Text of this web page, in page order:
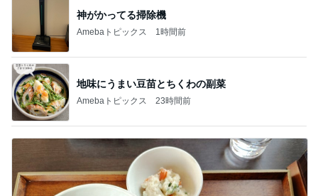
神がかってる掃除機
Amebaトピックス 1時間前
地味にうまい豆苗とちくわの副菜
Amebaトピックス 23時間前